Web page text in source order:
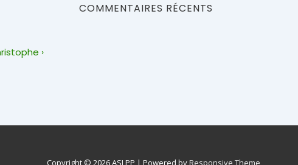
›
COMMENTAIRES RÉCENTS
Copyright © 2026ASLPP | Powered byResponsive Theme